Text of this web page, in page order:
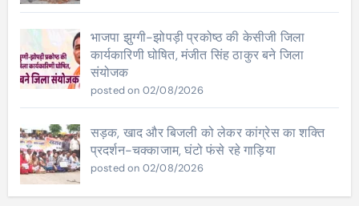
भाजपा झुग्गी-झोपड़ी प्रकोष्ठ की केसीजी जिला
कार्यकारिणी घोषित, मंजीत सिंह ठाकुर बने जिला
संयोजक
posted on 02/08/2026
सड़क, खाद और बिजली को लेकर कांग्रेस का शक्ति
प्रदर्शन-चक्काजाम, घंटो फंसे रहे गाड़िया
posted on 02/08/2026